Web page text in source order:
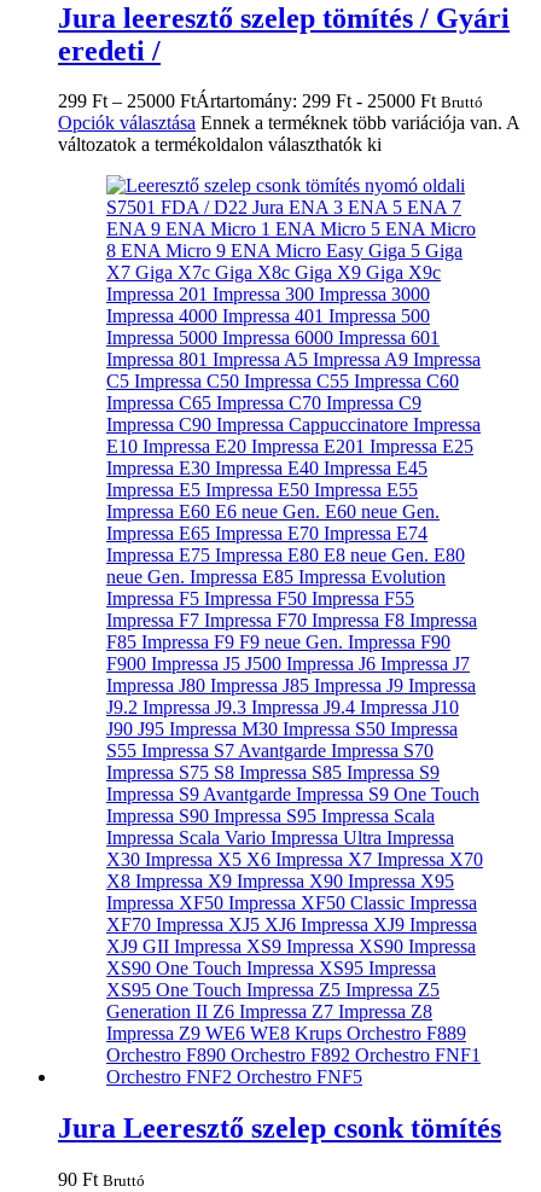
Jura leeresztő szelep tömítés / Gyári
eredeti /
299 Ft – 25000 FtÁrtartomány: 299 Ft - 25000 Ft Bruttó
Opciók választása Ennek a terméknek több variációja van. A
változatok a termékoldalon választhatók ki
Jura Leeresztő szelep csonk tömítés
90 Ft Bruttó